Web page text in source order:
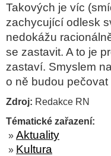
Takových je víc
zachycující odlesk
nedokážu
se zastavit. A to je
zastaví. Smyslem
o ně budou
Zdroj: Redakce RN
Tématické zařazení:
» Aktuality
» Kultura